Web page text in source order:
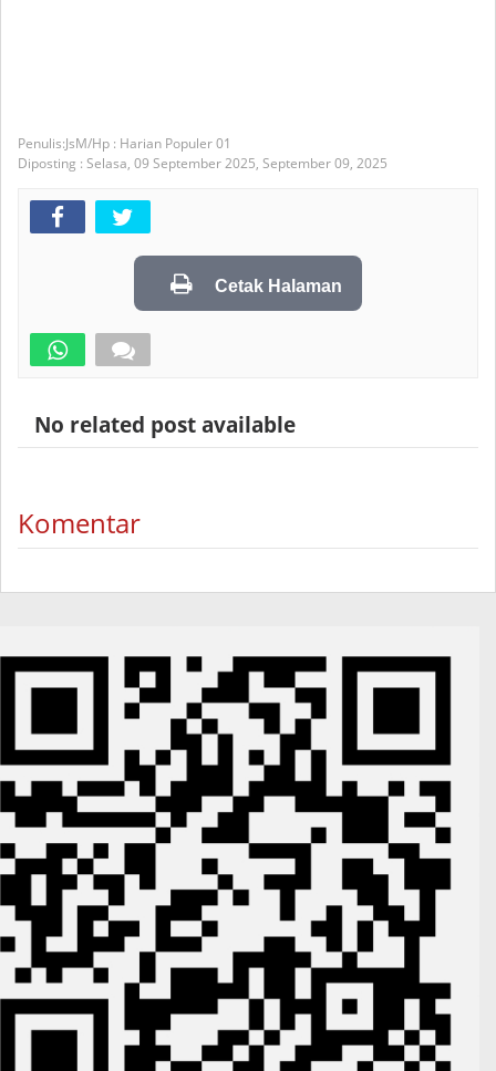
JsM/Hp : Harian Populer 01
Diposting : Selasa, 09 September 2025, September 09, 2025
Cetak Halaman
No related post available
Komentar